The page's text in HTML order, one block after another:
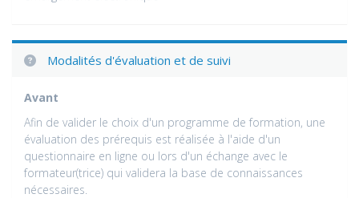
Modalités d'évaluation et de suivi
Avant
Afin de valider le choix d'un programme de formation, une
évaluation des prérequis est réalisée à l'aide d'un
questionnaire en ligne ou lors d'un échange avec le
formateur(trice) qui validera la base de connaissances
nécessaires.